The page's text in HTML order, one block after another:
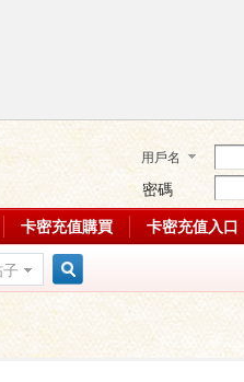
用戶名
密碼
卡密充值購買 卡密充值入口